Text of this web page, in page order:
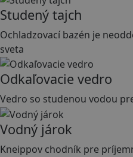
Studený tajch
Ochladzovací bazén je
sveta
Odkaľovacie vedro
Vedro so studenou vodou
Vodný járok
Kneippov chodník pre